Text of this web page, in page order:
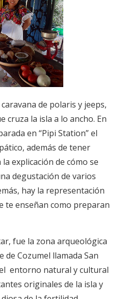
de polaris y jeeps,
cruza la isla a lo ancho. En
en “Pipi Station” el
además de tener
explicación de cómo se
degustación de varios
hay la representación
te enseñan como preparan
fue la zona arqueológica
Cozumel llamada San
entorno natural y cultural
originales de la isla y